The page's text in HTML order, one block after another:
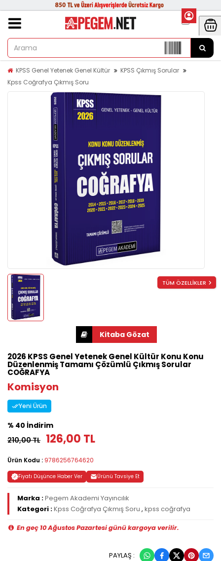
KPSS Genel Yetenek Genel Kültür
KPSS Çıkmış Sorular
Kpss Coğrafya Çıkmış Soru
TÜM ÖZELLİKLER
2026 KPSS Genel Yetenek Genel Kültür Konu Konu
Düzenlenmiş Tamamı Çözümlü Çıkmış Sorular
COĞRAFYA
Komisyon
Yeni Ürün
% 40 İndirim
210,00 TL 126,00 TL
Ürün Kodu : 9786256764620
Fiyatı Düşünce Haber Ver Ürünü Tavsiye Et
Marka :Pegem Akademi Yayıncılık
Kategori :Kpss Coğrafya Çıkmış Soru , kpss coğrafya
En geç 10 Ağustos Pazartesi günü kargoya verilir.
PAYLAŞ :